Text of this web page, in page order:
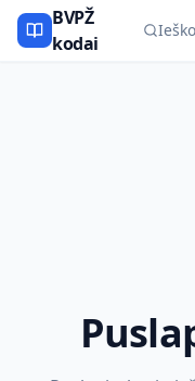
BVPŽ
kodai